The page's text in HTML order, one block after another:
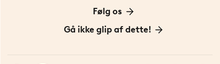
Privatlivspolitik
Om os
Vores historie
Følg os
Opfindere
Gå ikke glip af dette!